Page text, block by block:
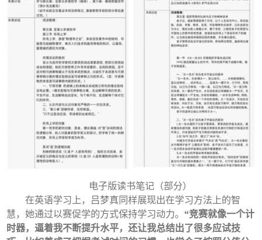
电子版读书笔记（部分）
在英语学习上，吕梦真同样展现出在学习方法上的智
慧，她通过以赛促学的方式保持学习动力。“竞赛就像一个计
时器，逼着我不断提升水平，还让我总结出了很多应试技